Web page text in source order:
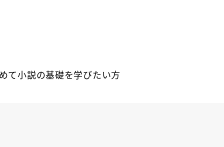
て小説の基礎を学びたい方